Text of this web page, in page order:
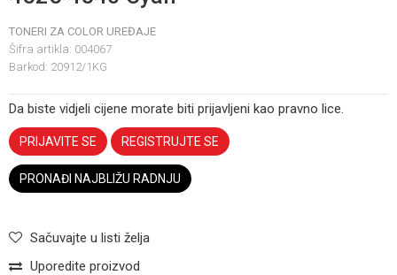
TONERI ZA COLOR UREĐAJE
Šifra artikla: 004067
Barkod: 20912/1KG
Da biste vidjeli cijene morate biti prijavljeni kao pravno lice.
PRIJAVITE SE REGISTRUJTE SE
PRONAĐI NAJBLIŽU RADNJU
Sačuvajte u listi želja
Uporedite proizvod